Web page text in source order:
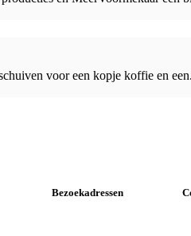
voor een kopje koffie en
Bezoekadressen